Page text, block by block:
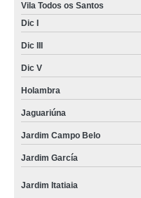
Vila Todos os Santos
Dic I
Dic III
Dic V
Holambra
Jaguariúna
Jardim Campo Belo
Jardim García
Jardim Itatiaia